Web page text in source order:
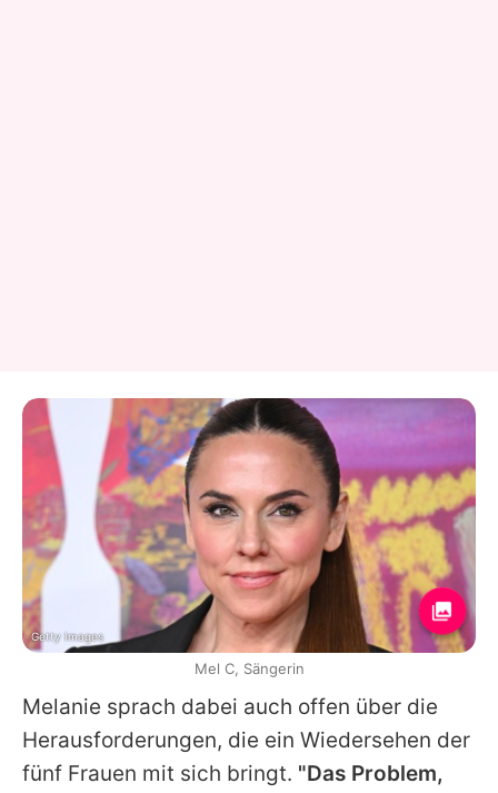
Melanie sprach dabei auch offen über die
Herausforderungen, die ein Wiedersehen der
fünf Frauen mit sich bringt. "Das Problem,
Getty Images
Mel C, Sängerin